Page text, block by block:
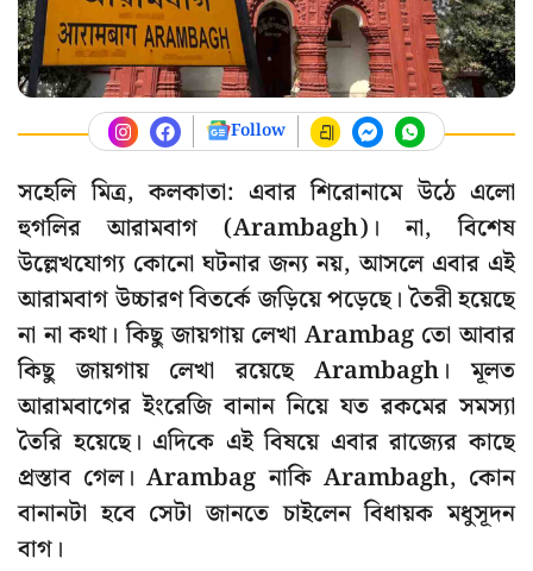
Follow
সহেলি মিত্র, কলকাতা: এবার শিরোনামে উঠে এলো
হুগলির আরামবাগ (Arambagh)। না, বিশেষ
উল্লেখযোগ্য কোনো ঘটনার জন্য নয়, আসলে এবার এই
আরামবাগ উচ্চারণ বিতর্কে জড়িয়ে পড়েছে। তৈরী হয়েছে
না না কথা। কিছু জায়গায় লেখা Arambag তো আবার
কিছু জায়গায় লেখা রয়েছে Arambagh। মূলত
আরামবাগের ইংরেজি বানান নিয়ে যত রকমের সমস্যা
তৈরি হয়েছে। এদিকে এই বিষয়ে এবার রাজ্যের কাছে
প্রস্তাব গেল। Arambag নাকি Arambagh, কোন
বানানটা হবে সেটা জানতে চাইলেন বিধায়ক মধুসূদন
বাগ।